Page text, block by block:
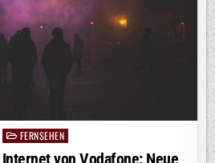
27.
AUGUST
2026,
IN
SAT.1
Posted
in
FERNSEHEN